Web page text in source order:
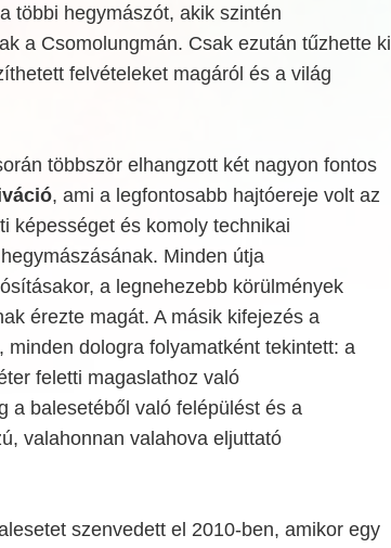
többi hegymászót, akik szintén
a Csomolungmán. Csak ezután tűzhette ki
felvételeket magáról és a világ
többször elhangzott két nagyon fontos
, ami a legfontosabb hajtóereje volt az
képességet és komoly technikai
Minden útja
a legnehezebb körülmények
érezte magát. A másik kifejezés a
minden dologra folyamatként tekintett: a
feletti magaslathoz való
a balesetéből való felépülést és a
valahonnan valahova eljuttató
szenvedett el 2010-ben, amikor egy